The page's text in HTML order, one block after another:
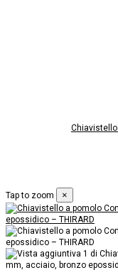
Chiavistello
Tap to zoom
×